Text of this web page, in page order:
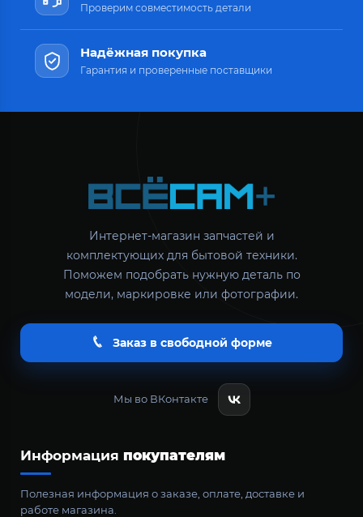
Проверим совместимость детали
Надёжная покупка
Гарантия и проверенные поставщики
Интернет-магазин запчастей и
комплектующих для бытовой техники.
Поможем подобрать нужную деталь по
модели, маркировке или фотографии.
Заказ в свободной форме
Мы во ВКонтакте
Информация покупателям
Полезная информация о заказе, оплате, доставке и
работе магазина.